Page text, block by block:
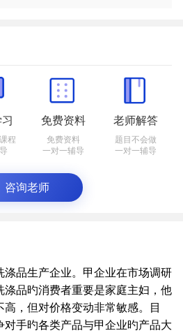
程
免费资料
免费资料
一对一辅导
老师解答
题目不会做
一对一辅导
咨询老师
涤品生产企业。甲企业在市场调研
涤品旳消费者重要是家庭主妇，他
，但对价格变动非常敏感。目
对手旳各类产品与甲企业旳产品大